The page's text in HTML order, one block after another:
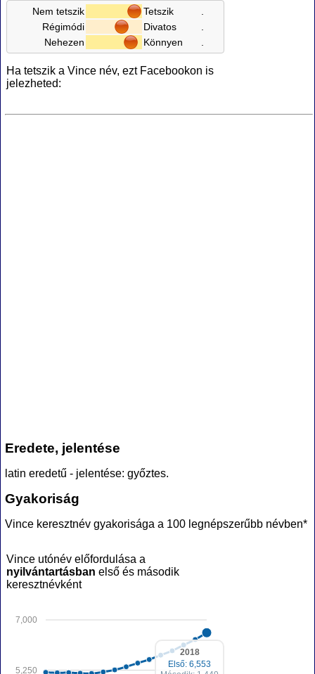
Nem tetszik Tetszik
Régimódi
Divatos
Nehezen
Könnyen
Ha tetszik a Vince név, ezt Facebookon is
jelezheted:
Eredete, jelentése
latin eredetű - jelentése: győztes.
Gyakoriság
Vince keresztnév gyakorisága a 100 legnépszerűbb névben*
Vince utónév előfordulása a
nyilvántartásban első és második
keresztnévként
5,250
7,000
2018
Első: 6,553